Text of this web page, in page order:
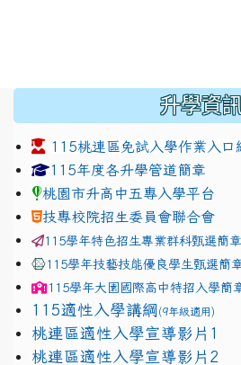
升學資
115桃連區免試入學作業入口
link to https://
115年度各升學管道簡章
桃園市升高中五專入學平台
技專校院招生委員會聯合會
115學年特色招生專業群科甄選簡章
115學年技藝技能優良學生甄選簡
115學年大園國際高中特招入學簡
115適性入學講綱 (9年級適用)
link to https://
桃連區適性入學宣導影片1
link to https://
桃連區適性入學宣導影片2